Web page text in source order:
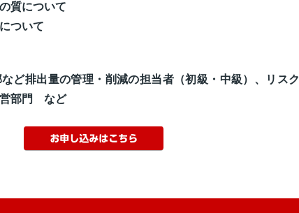
質について
ついて
ど排出量の管理・削減の担当者（初級・中級）、リスク
営部門 など